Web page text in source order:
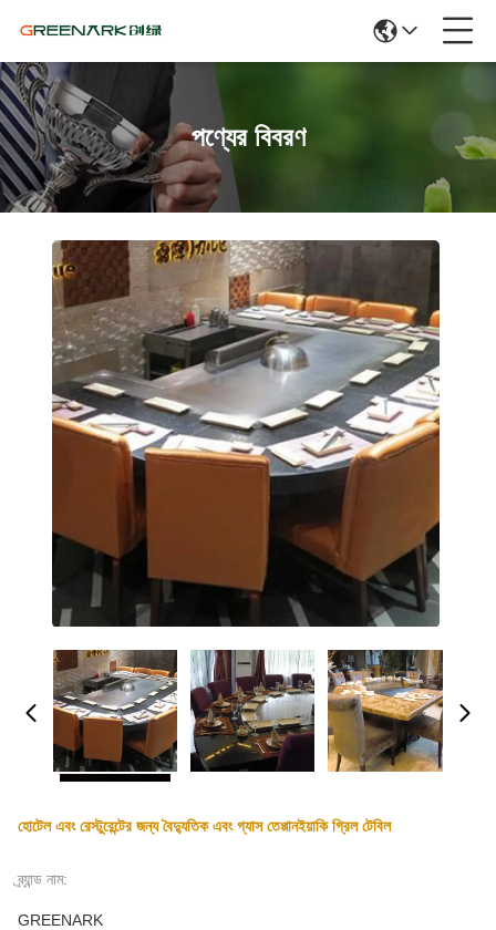
পণ্যের বিবরণ
হোটেল এবং রেস্টুরেন্টের জন্য বৈদ্যুতিক এবং গ্যাস তেপ্পানইয়াকি গ্রিল টেবিল
ব্র্যান্ড নাম:
GREENARK